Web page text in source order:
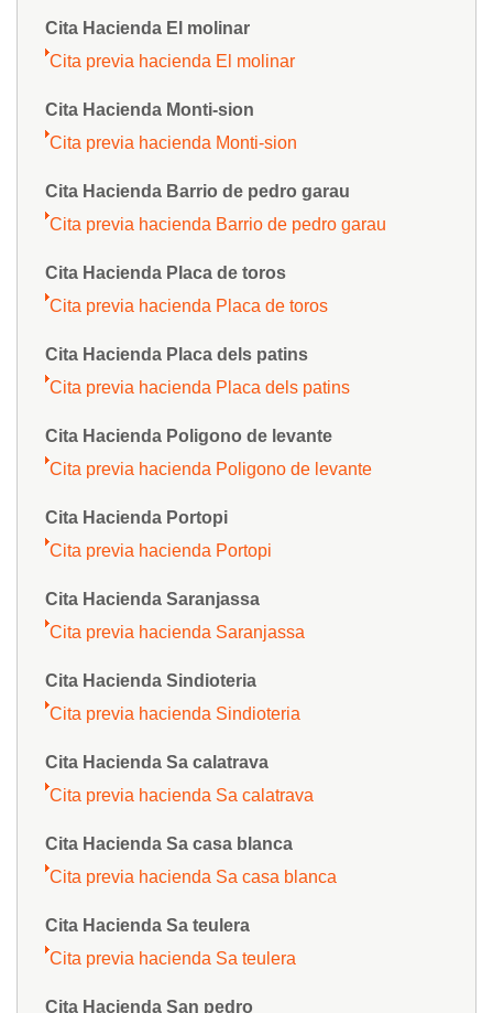
Cita Hacienda El molinar
Cita previa hacienda El molinar
Cita Hacienda Monti-sion
Cita previa hacienda Monti-sion
Cita Hacienda Barrio de pedro garau
Cita previa hacienda Barrio de pedro garau
Cita Hacienda Placa de toros
Cita previa hacienda Placa de toros
Cita Hacienda Placa dels patins
Cita previa hacienda Placa dels patins
Cita Hacienda Poligono de levante
Cita previa hacienda Poligono de levante
Cita Hacienda Portopi
Cita previa hacienda Portopi
Cita Hacienda Saranjassa
Cita previa hacienda Saranjassa
Cita Hacienda Sindioteria
Cita previa hacienda Sindioteria
Cita Hacienda Sa calatrava
Cita previa hacienda Sa calatrava
Cita Hacienda Sa casa blanca
Cita previa hacienda Sa casa blanca
Cita Hacienda Sa teulera
Cita previa hacienda Sa teulera
Cita Hacienda San pedro